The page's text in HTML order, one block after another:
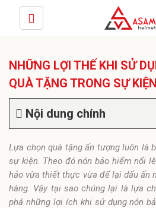
NHỮNG LỢI THẾ KHI SỬ
QUÀ TẶNG TRONG SỰ KIỆN
Nội dung chính
Lựa chọn quà tặng ấn tượng luôn là
sự kiện. Theo đó nón bảo hiểm nổi
hảo vừa thiết thực vừa để lại dấu ấn
hàng. Vậy tại sao chúng lại là lựa
phá những lợi ích khi sử dụng nón